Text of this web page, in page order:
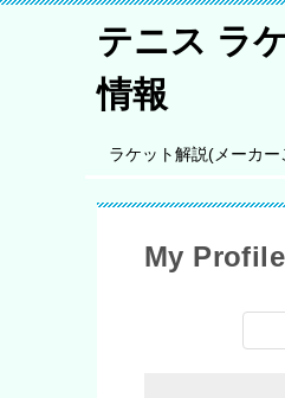
テニス ラ
情報
ラケット解説(メーカー
My Profile